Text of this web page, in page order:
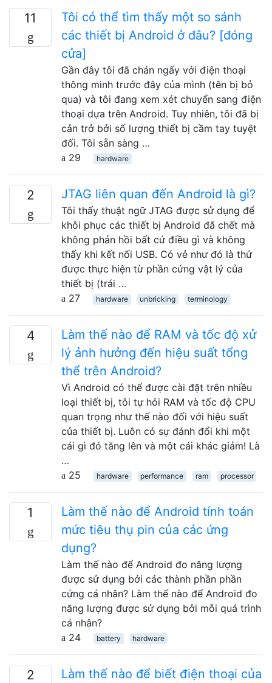
11
Tôi có thể tìm thấy một so sánh
các thiết bị Android ở đâu? [đóng
cửa]
Gần đây tôi đã chán ngấy với điện thoại
thông minh trước đây của mình (tên bị bỏ
qua) và tôi đang xem xét chuyển sang điện
thoại dựa trên Android. Tuy nhiên, tôi đã bị
cản trở bởi số lượng thiết bị cầm tay tuyệt
đối. Tôi sẵn sàng …
29
hardware
2 JTAG liên quan đến Android là gì?
Tôi thấy thuật ngữ JTAG được sử dụng để
khôi phục các thiết bị Android đã chết mà
không phản hồi bất cứ điều gì và không
thấy khi kết nối USB. Có vẻ như đó là thứ
được thực hiện từ phần cứng vật lý của
thiết bị (trái …
27
hardware unbricking terminology
4
Làm thế nào để RAM và tốc độ xử
lý ảnh hưởng đến hiệu suất tổng
thể trên Android?
Vì Android có thể được cài đặt trên nhiều
loại thiết bị, tôi tự hỏi RAM và tốc độ CPU
quan trọng như thế nào đối với hiệu suất
của thiết bị. Luôn có sự đánh đổi khi một
cái gì đó tăng lên và một cái khác giảm! Là
…
25
hardware performance ram processor
1
Làm thế nào để Android tính toán
mức tiêu thụ pin của các ứng
dụng?
Làm thế nào để Android đo năng lượng
được sử dụng bởi các thành phần phần
cứng cá nhân? Làm thế nào để Android đo
năng lượng được sử dụng bởi mỗi quá trình
cá nhân?
24
battery hardware
2
Làm thế nào để biết điện thoại của